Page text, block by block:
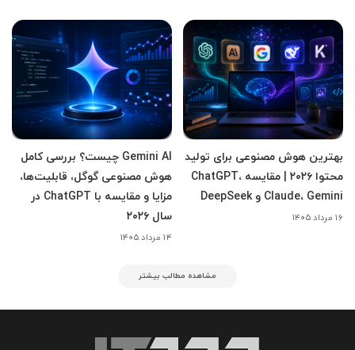
بهترین هوش مصنوعی برای تولید
محتوا ۲۰۲۶ | مقایسه ChatGPT،
Claude، Gemini و DeepSeek
۱۶ مرداد ۱۴۰۵
Gemini AI چیست؟ بررسی کامل
هوش مصنوعی گوگل، قابلیت‌ها،
مزایا و مقایسه با ChatGPT در
سال ۲۰۲۶
۱۴ مرداد ۱۴۰۵
مشاهده مطالب بیشتر